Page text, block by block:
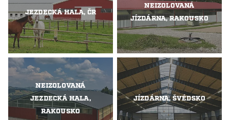
JEZDECKÁ HALA, ČR
NEIZOLOVANÁ
JÍZDÁRNA, RAKOUSKO
NEIZOLOVANÁ
JEZDECKÁ HALA,
RAKOUSKO
JÍZDÁRNA, ŠVÉDSKO